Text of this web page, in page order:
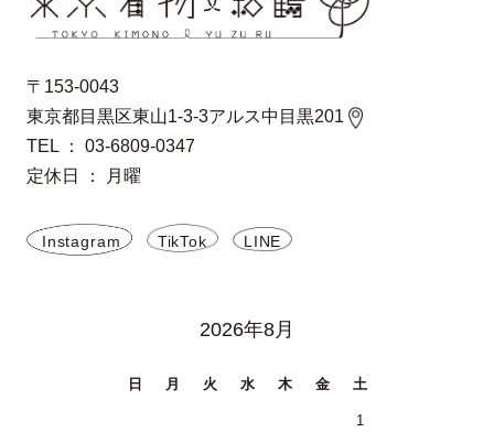
〒153-0043
東京都目黒区東山1-3-3アルス中目黒201
TEL ： 03-6809-0347
定休日 ： 月曜
Instagram TikTok LINE
2026年8月
日 月 火 水 木 金 土
1